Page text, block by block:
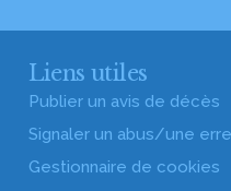
Liens utiles
Publier un avis de décès
Signaler un abus/une
Gestionnaire de cookies